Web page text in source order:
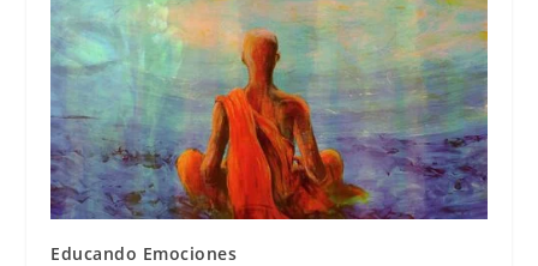
Educando Emociones